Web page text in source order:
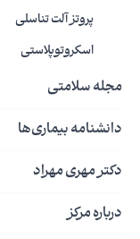
پروتز آلت تناسلی
اسکروتوپلاستی
مجله سلامتی
دانشنامه بیماری‌ها
دکتر مهری مهراد
درباره مرکز
انواع واژینیسموس
دلایل واژنیسموس
دیگر خدمات کلینیک